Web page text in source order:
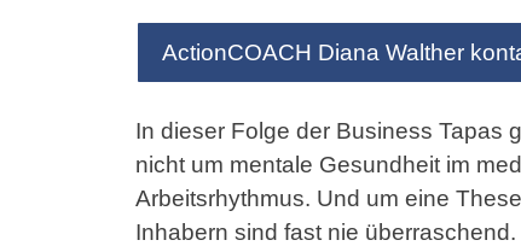
ActionCOACH Diana Walther
In dieser Folge der Business Tapas
nicht um mentale Gesundheit im
Arbeitsrhythmus. Und um eine
Inhabern sind fast nie